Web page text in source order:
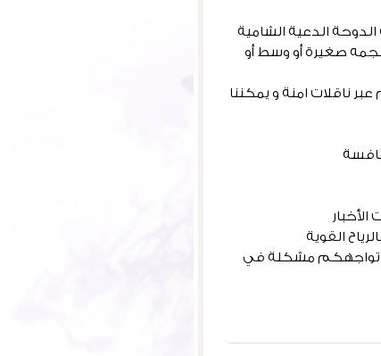
الدعية الشامية
صغيرة أو وسط أو
ناقلات امنة و يمكننا
القوية
تواجهكم مشكلة في